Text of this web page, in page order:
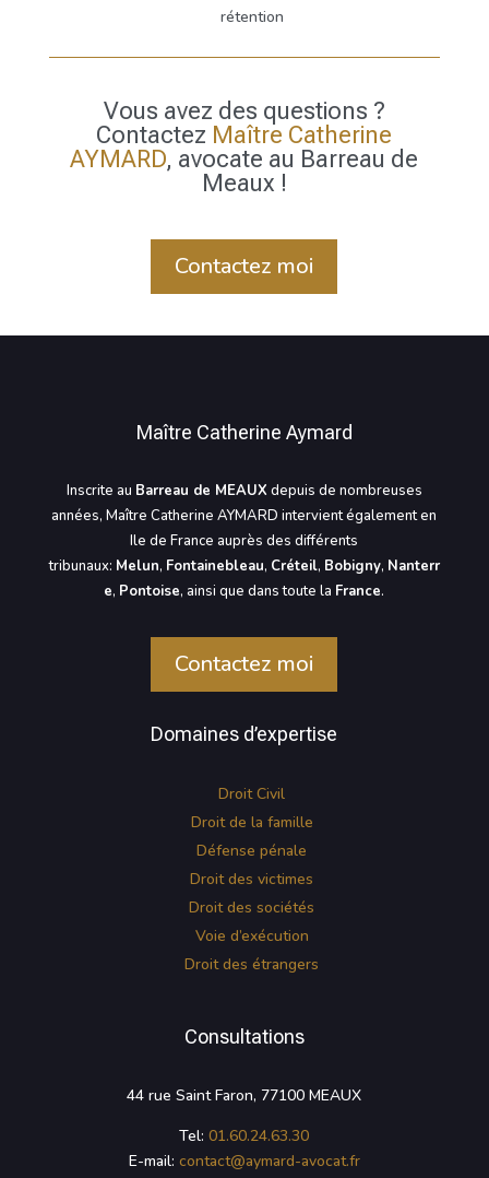
rétention
Vous avez des questions ?
Contactez Maître Catherine
AYMARD, avocate au Barreau de
Meaux !
Contactez moi
Maître Catherine Aymard
Inscrite au Barreau de MEAUX depuis de nombreuses
années, Maître Catherine AYMARD intervient également en
Ile de France auprès des différents
tribunaux: Melun, Fontainebleau, Créteil, Bobigny, Nanterr
e, Pontoise, ainsi que dans toute la France.
Contactez moi
Domaines d’expertise
Droit Civil
Droit de la famille
Défense pénale
Droit des victimes
Droit des sociétés
Voie d’exécution
Droit des étrangers
Consultations
44 rue Saint Faron, 77100 MEAUX
Tel:01.60.24.63.30
E-mail: contact@aymard-avocat.fr